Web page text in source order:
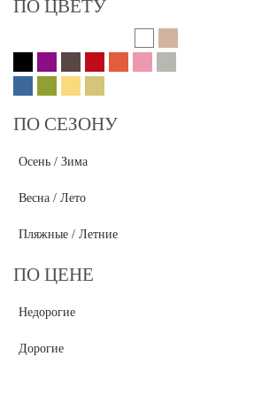
ПО ЦВЕТУ
ПО СЕЗОНУ
Осень / Зима
Весна / Лето
Пляжные / Летние
ПО ЦЕНЕ
Недорогие
Дорогие